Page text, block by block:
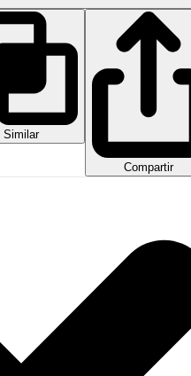
Similar
Compartir